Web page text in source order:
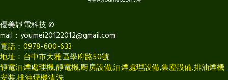
優美靜電科技©
mail： youmei20122012@gmail.com
電話：0978-600-633
地址：台中市大雅區學府路50號
靜電油煙處理機,靜電機,廚房設備,油煙處理設備,集塵設備,排油煙機